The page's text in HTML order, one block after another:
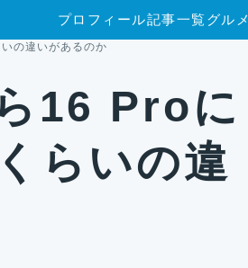
プロフィール記事一覧グルメ
の違いがあるのか
16 Proに
らいの違